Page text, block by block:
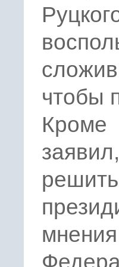
чтобы